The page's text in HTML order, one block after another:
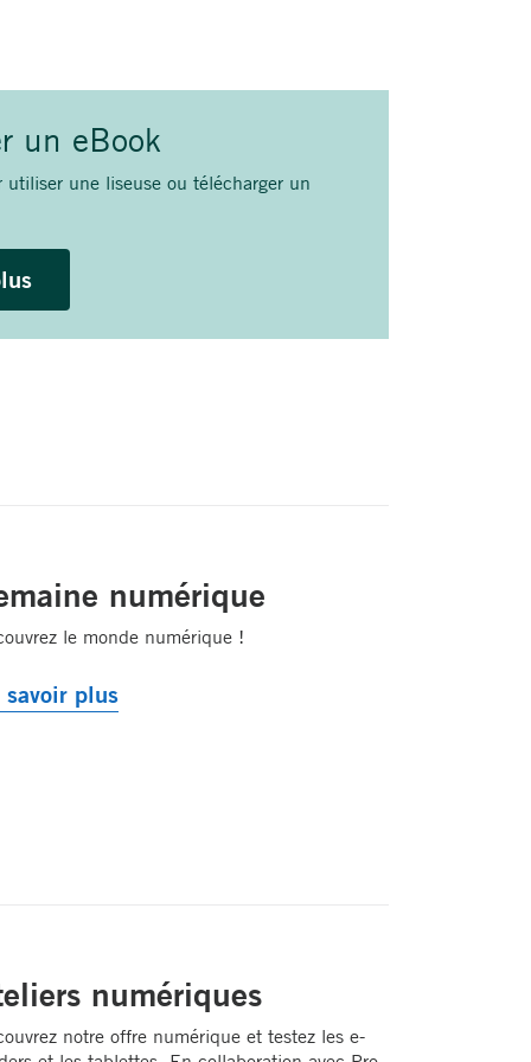
un eBook
utiliser une liseuse ou télécharger un
numérique
le monde numérique !
savoir plus
numériques
notre offre numérique et testez les e-